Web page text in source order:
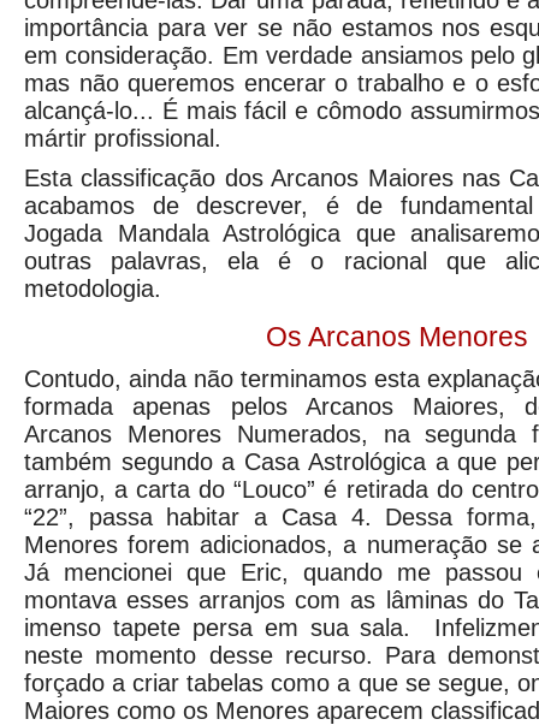
importância para ver se não estamos nos
em consideração. Em verdade ansiamos pelo
mas não queremos encerar o trabalho e o
alcançá-lo... É mais fácil e cômodo
mártir profissional.
Esta classificação dos Arcanos Maiores nas
acabamos de descrever, é de
Jogada Mandala Astrológica que
outras palavras, ela é o racional que
metodologia.
Os Arcanos Menores
Contudo, ainda não terminamos esta
formada apenas pelos Arcanos Maiores,
Arcanos Menores Numerados, na segunda
também segundo a Casa Astrológica a que
arranjo, a carta do “Louco” é retirada do
“22”, passa habitar a Casa 4. Dessa
Menores forem adicionados, a numeração se
Já mencionei que Eric, quando me passou
montava esses arranjos com as lâminas do
imenso tapete persa em sua sala.
neste momento desse recurso. Para
forçado a criar tabelas como a que se segue,
Maiores como os Menores aparecem